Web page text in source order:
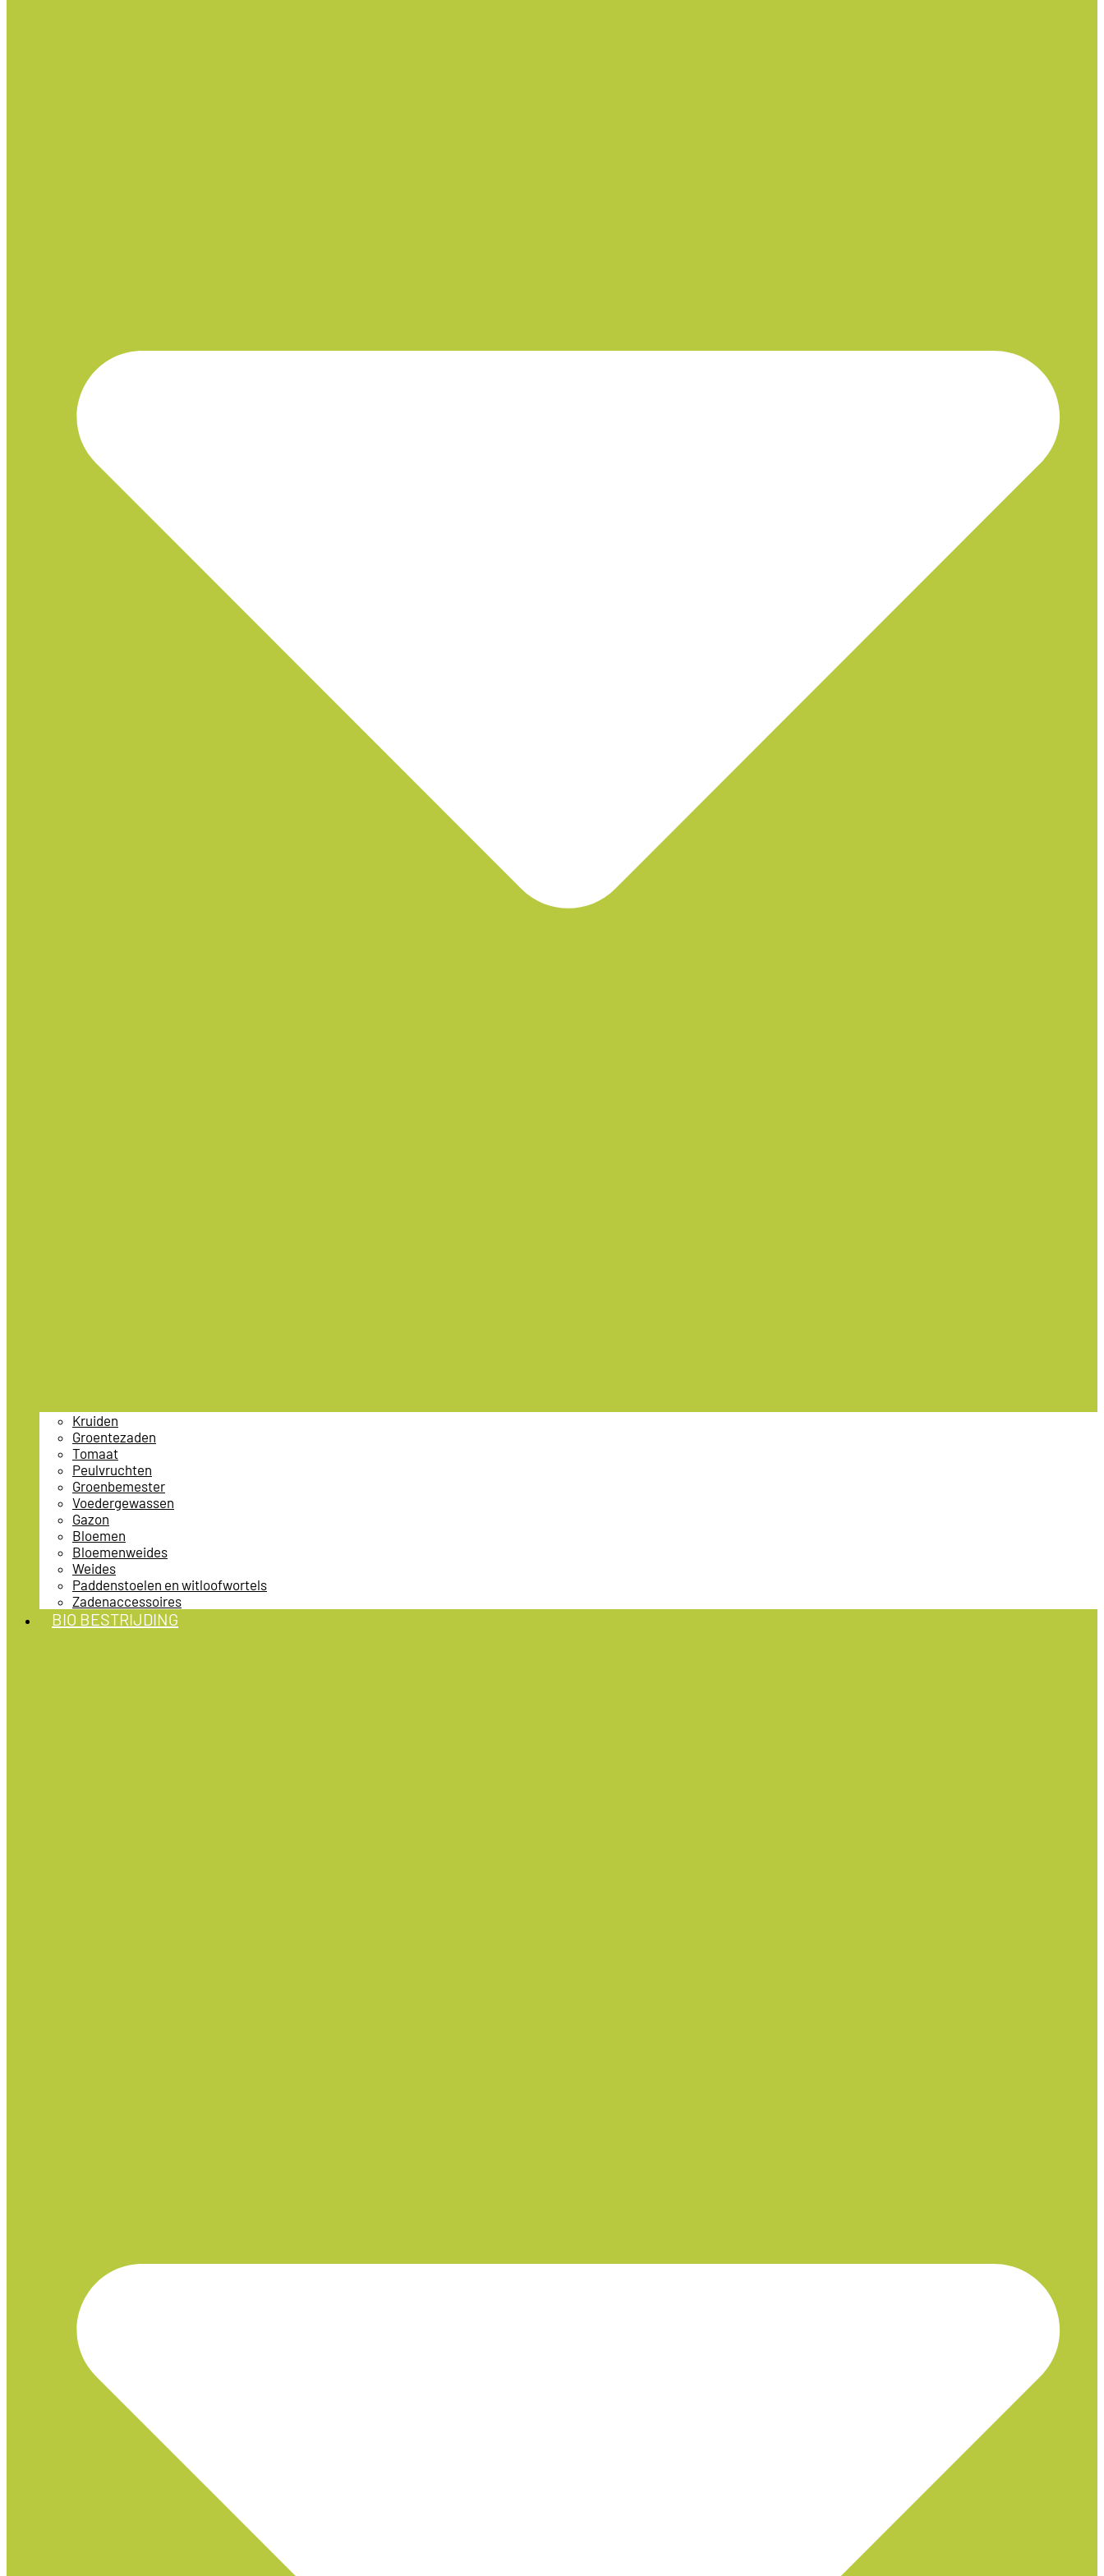
Kruiden
Groentezaden
Tomaat
Peulvruchten
Groenbemester
Voedergewassen
Gazon
Bloemen
Bloemenweides
Weides
Paddenstoelen en witloofwortels
Zadenaccessoires
BIO BESTRIJDING